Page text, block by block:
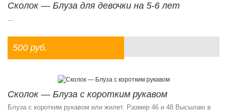
Сколок — Блуза для девочки на 5-6 лет
...
500 руб.
Сколок — Блуза с коротким рукавом
Блуза с коротким рукавом или жилет. Размер 46 и 48 Высылаю в